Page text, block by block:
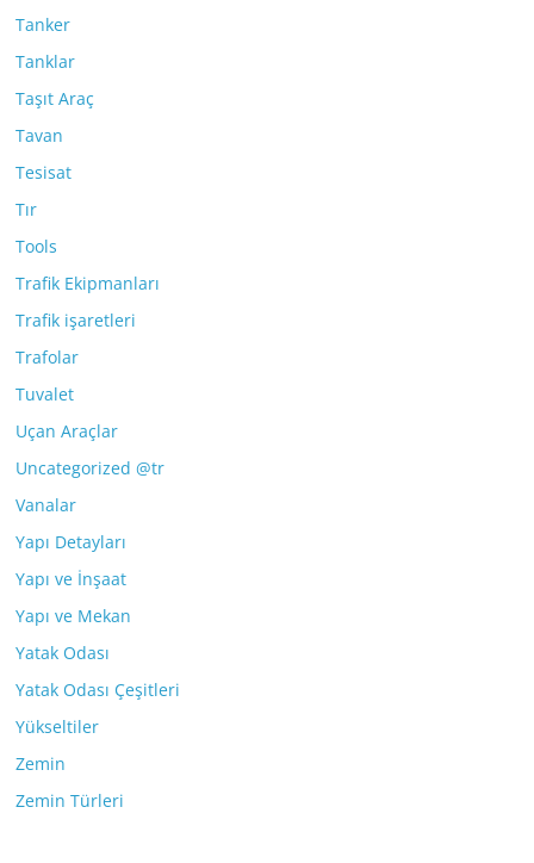
Tanker
Tanklar
Taşıt Araç
Tavan
Tesisat
Tır
Tools
Trafik Ekipmanları
Trafik işaretleri
Trafolar
Tuvalet
Uçan Araçlar
Uncategorized @tr
Vanalar
Yapı Detayları
Yapı ve İnşaat
Yapı ve Mekan
Yatak Odası
Yatak Odası Çeşitleri
Yükseltiler
Zemin
Zemin Türleri